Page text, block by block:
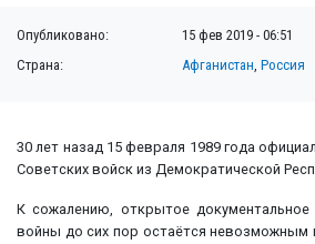
Опубликовано:
15 фев 2019 - 06:51
Страна:
Афганистан,Россия
30 лет назад 15 февраля 1989 года
Cоветских войск из Демократической
К сожалению, открытое документальное
войны до сих пор остаётся невозможным